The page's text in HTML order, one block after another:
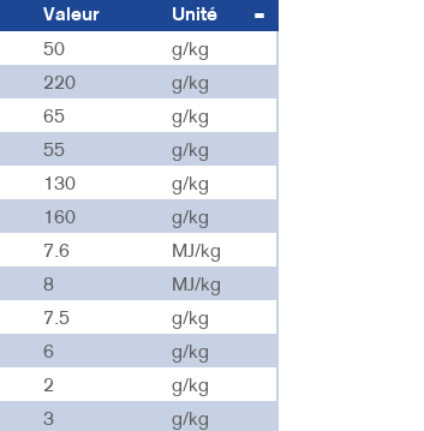
Valeur
Unité
50
g/kg
220
g/kg
65
g/kg
55
g/kg
130
g/kg
160
g/kg
7.6
MJ/kg
8
MJ/kg
7.5
g/kg
6
g/kg
2
g/kg
3 g/kg